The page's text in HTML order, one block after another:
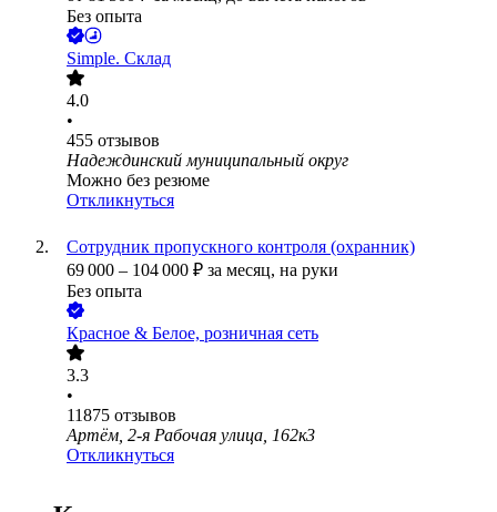
Без опыта
Simple. Склад
4.0
•
455 отзывов
Надеждинский муниципальный округ
Можно без резюме
Откликнуться
Сотрудник пропускного контроля (охранник)
69 000 – 104 000 ₽ за месяц, на руки
Без опыта
Красное & Белое, розничная сеть
3.3
•
11875 отзывов
Артём, 2-я Рабочая улица, 162к3
Откликнуться